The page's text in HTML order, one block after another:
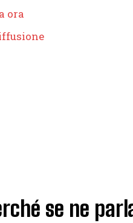
ora
se ne